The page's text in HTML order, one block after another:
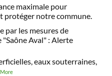
maximale pour
protéger notre commune.
par les mesures de
Aval" : Alerte
eaux souterraines,